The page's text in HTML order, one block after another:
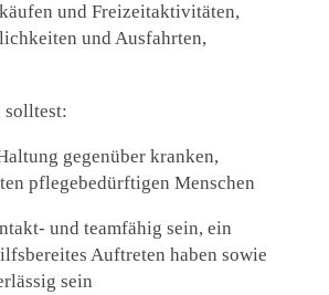
und Freizeitaktivitäten,
und Ausfahrten,
solltest:
gegenüber kranken,
pflegebedürftigen Menschen
und teamfähig sein, ein
Auftreten haben sowie
sein